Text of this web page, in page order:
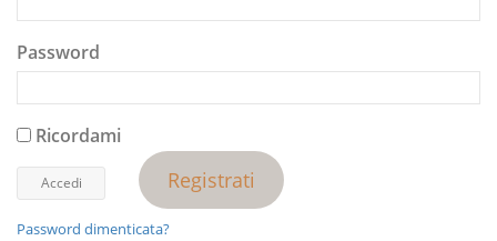
Password
Ricordami
Registrati
Password dimenticata?